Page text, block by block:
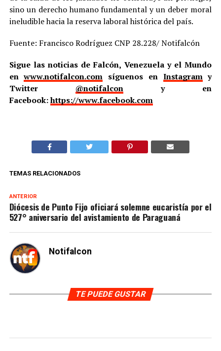
sino un derecho humano fundamental y un deber moral
ineludible hacia la reserva laboral histórica del país.
Fuente: Francisco Rodríguez CNP 28.228/ Notifalcón
Sigue las noticias de Falcón, Venezuela y el Mundo
enwww.notifalcon.com síguenos en Instagramy
Twitter @notifalcony en
Facebook:https://www.facebook.com
TEMAS RELACIONADOS
ANTERIOR
Diócesis de Punto Fijo oficiará solemne eucaristía por el
527° aniversario del avistamiento de Paraguaná
Notifalcon
TE PUEDE GUSTAR